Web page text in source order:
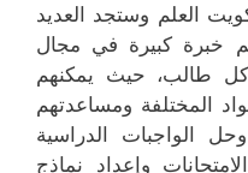
العلم وستجد العديد
خبرة كبيرة في مجال
طالب، حيث يمكنهم
المختلفة ومساعدتهم
الواجبات الدراسية
وإعداد نماذج